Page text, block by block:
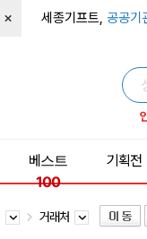
× 세종기프트, 공공기
베스트
100
기획전
거래처